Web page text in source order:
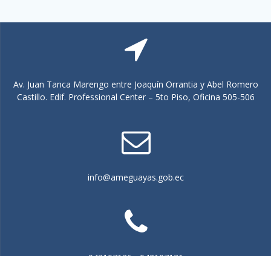
Av. Juan Tanca Marengo entre Joaquín Orrantia y Abel Romero
Castillo. Edif. Professional Center – 5to Piso, Oficina 505-506
info@ameguayas.gob.ec